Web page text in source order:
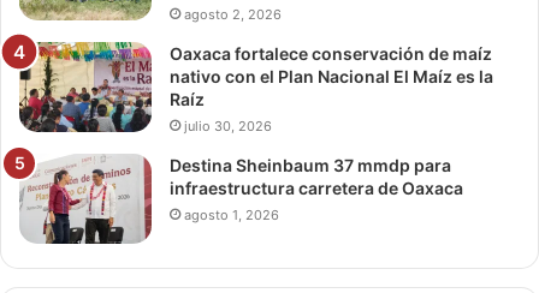
agosto 2, 2026
Oaxaca fortalece conservación de maíz
nativo con el Plan Nacional El Maíz es la
Raíz
julio 30, 2026
Destina Sheinbaum 37 mmdp para
infraestructura carretera de Oaxaca
agosto 1, 2026